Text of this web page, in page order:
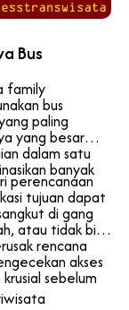
Bus
family
bus
paling
yang besar
dalam satu
banyak
perencanaan
tujuan dapat
di gang
atau tidak bisa
rencana
akses
sebelum